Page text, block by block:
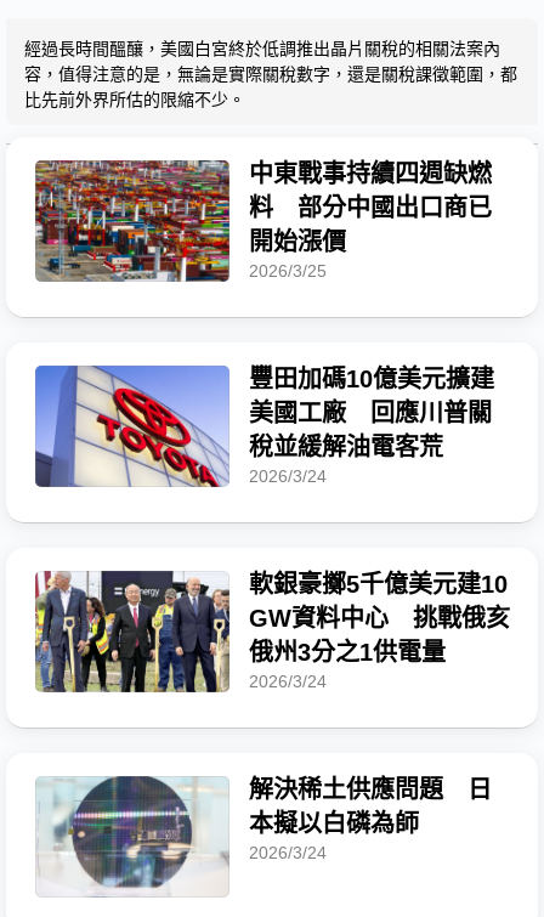
經過長時間醞釀，美國白宮終於低調推出晶片關稅的相關法案內
容，值得注意的是，無論是實際關稅數字，還是關稅課徵範圍，都
比先前外界所估的限縮不少。
中東戰事持續四週缺燃
料 部分中國出口商已
開始漲價
2026/3/25
豐田加碼10億美元擴建
美國工廠 回應川普關
稅並緩解油電客荒
2026/3/24
軟銀豪擲5千億美元建10
GW資料中心 挑戰俄亥
俄州3分之1供電量
2026/3/24
解決稀土供應問題 日
本擬以白磷為師
2026/3/24